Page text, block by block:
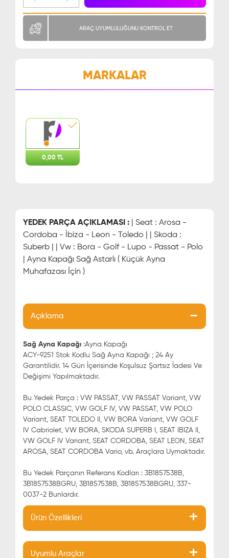
ARAÇ UYUMLULUĞUNU KONTROL ET
MARKALAR
0,00 TL
YEDEK PARÇA AÇIKLAMASI : | Seat : Arosa -
Cordoba - İbiza - Leon - Toledo | | Skoda :
Suberb | | Vw : Bora - Golf - Lupo - Passat - Polo
| Ayna Kapağı Sağ Astarlı ( Küçük Ayna
Muhafazası İçin )
Açıklama
Sağ Ayna Kapağı :Ayna Kapağı
ACY-9251 Stok Kodlu Sağ Ayna Kapağı ; 24 Ay
Garantilidir. 14 Gün İçerisinde Koşulsuz Şartsız İadesi Ve
Değişimi Yapılmaktadır.
Bu Yedek Parça : VW PASSAT, VW PASSAT Variant, VW
POLO CLASSIC, VW GOLF IV, VW PASSAT, VW POLO
Variant, SEAT TOLEDO II, VW BORA Variant, VW GOLF
IV Cabriolet, VW BORA, SKODA SUPERB I, SEAT IBIZA II,
VW GOLF IV Variant, SEAT CORDOBA, SEAT LEON, SEAT
AROSA, SEAT CORDOBA Vario, vb. Araçlara Uymaktadır.
Bu Yedek Parçanın Referans Kodları : 3B1857538B,
3B1857538BGRU, 3B1857538B, 3B1857538BGRU, 337-
0037-2 Bunlardır.
Ürün Özellikleri
Uyumlu Araçlar